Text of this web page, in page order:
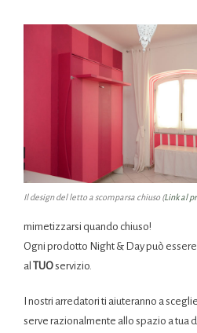
Il design del letto a scomparsa chiuso (Link al
mimetizzarsi quando chiuso!
Ogni prodotto Night & Day può
al TUOservizio.
I nostri arredatori ti aiuteranno a
serve razionalmente allo spazio a tua